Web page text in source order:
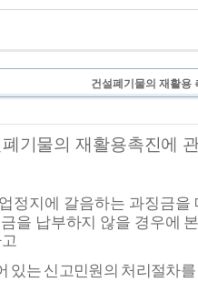
건설폐기물의 재활용
폐기물의 재활용촉진에
정지에 갈음하는 과징금
을 납부하지 않을 경우에
있는 신고민원의 처리절차